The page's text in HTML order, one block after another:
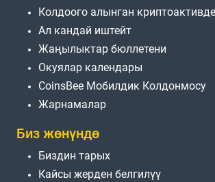
Колдоого алынган
Ал кандай иштейт
Жаңылыктар бюллетени
Окуялар календары
CoinsBee Мобилдик Колдонмосу
Жарнамалар
Биз жөнүндө
Биздин тарых
Кайсы жерден белгилүү